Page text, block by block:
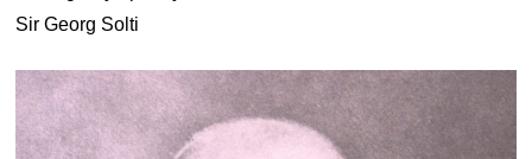
Sir Georg Solti